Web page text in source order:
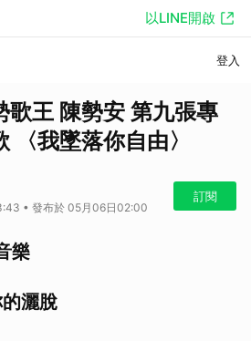
以LINE開啟
登入
歌王 陳勢安 第九張專
〈我墜落你自由〉
• 發布於 05月06日02:00
訂閱
樂
灑脫